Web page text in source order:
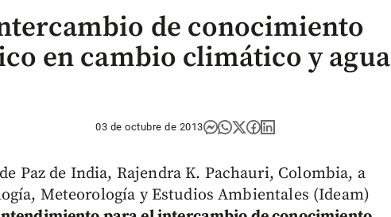
de conocimiento
en cambio climático y agua
03 de octubre de 2013
Paz de India, Rajendra K. Pachauri, Colombia, a
Meteorología y Estudios Ambientales (Ideam)